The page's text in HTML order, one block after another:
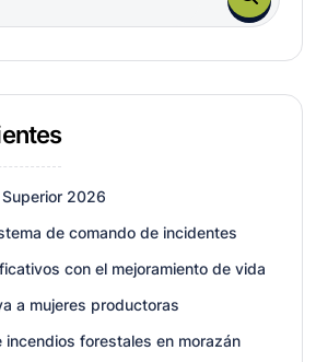
2026
de comando de incidentes
con el mejoramiento de vida
a mujeres productoras
forestales en morazán